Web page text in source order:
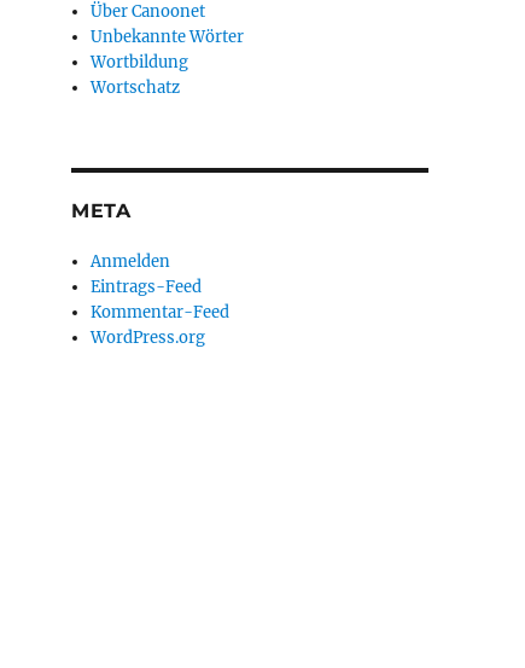
Über Canoonet
Unbekannte Wörter
Wortbildung
Wortschatz
META
Anmelden
Eintrags-Feed
Kommentar-Feed
WordPress.org